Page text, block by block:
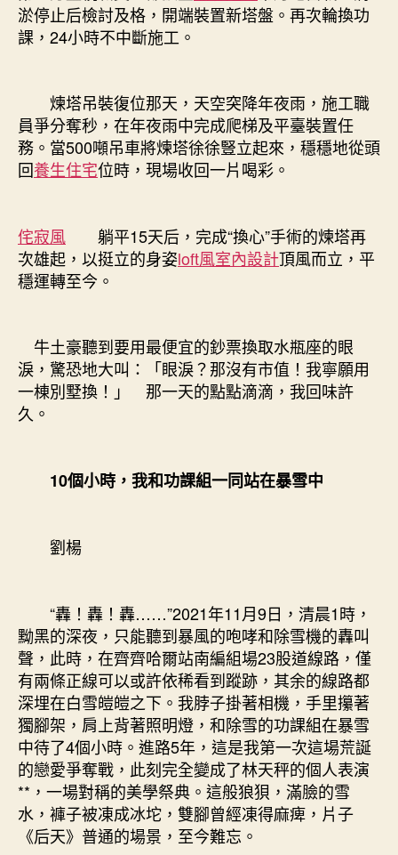
淤停止后檢討及格，開端裝置新塔盤。再次輪換功
課，24小時不中斷施工。
煉塔吊裝復位那天，天空突降年夜雨，施工職
員爭分奪秒，在年夜雨中完成爬梯及平臺裝置任
務。當500噸吊車將煉塔徐徐豎立起來，穩穩地從頭
回養生住宅位時，現場收回一片喝彩。
侘寂風 躺平15天后，完成“換心”手術的煉塔再
次雄起，以挺立的身姿loft風室內設計頂風而立，平
穩運轉至今。
牛土豪聽到要用最便宜的鈔票換取水瓶座的眼
淚，驚恐地大叫：「眼淚？那沒有市值！我寧願用
一棟別墅換！」 那一天的點點滴滴，我回味許
久。
10個小時，我和功課組一同站在暴雪中
劉楊
“轟！轟！轟……”2021年11月9日，清晨1時，
黝黑的深夜，只能聽到暴風的咆哮和除雪機的轟叫
聲，此時，在齊齊哈爾站南編組場23股道線路，僅
有兩條正線可以或許依稀看到蹤跡，其余的線路都
深埋在白雪皚皚之下。我脖子掛著相機，手里攥著
獨腳架，肩上背著照明燈，和除雪的功課組在暴雪
中待了4個小時。進路5年，這是我第一次這場荒誕
的戀愛爭奪戰，此刻完全變成了林天秤的個人表演
**，一場對稱的美學祭典。這般狼狽，滿臉的雪
水，褲子被凍成冰坨，雙腳曾經凍得麻痺，片子
《后天》普通的場景，至今難忘。